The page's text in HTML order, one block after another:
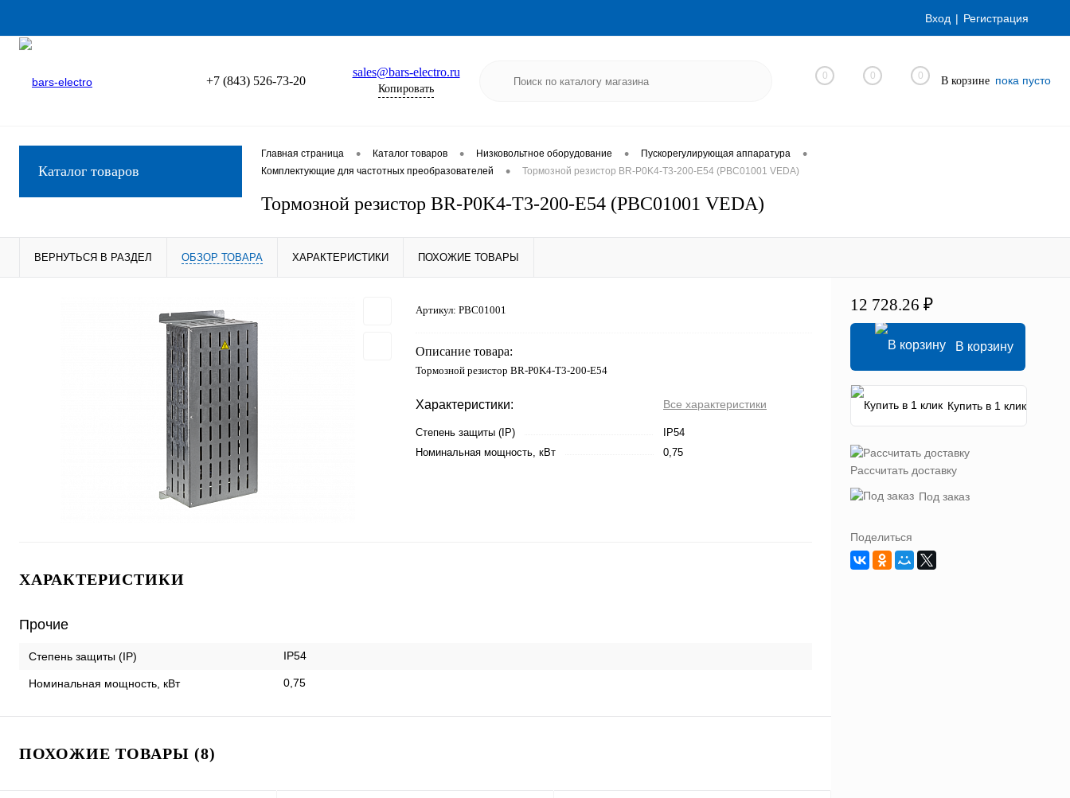
Вход Регистрация
+7 (843) 526-73-20
sales@bars-electro.ru
Копировать
0 0 0 В корзине пока пусто
Каталог товаров
Главная страница • Каталог товаров • Низковольтное оборудование • Пускорегулирующая аппаратура •
Комплектующие для частотных преобразователей • Тормозной резистор BR-P0K4-T3-200-E54 (PBC01001 VEDA)
Тормозной резистор BR-P0K4-T3-200-E54 (PBC01001 VEDA)
ВЕРНУТЬСЯ В РАЗДЕЛ ОБЗОР ТОВАРА ХАРАКТЕРИСТИКИ ПОХОЖИЕ ТОВАРЫ
Артикул: PBC01001
Описание товара:
Тормозной резистор BR-P0K4-T3-200-E54
Характеристики: Все характеристики
Степень защиты (IP)
IP54
Номинальная мощность, кВт
0,75
ХАРАКТЕРИСТИКИ
Прочие
Степень защиты (IP) IP54
Номинальная мощность, кВт 0,75
ПОХОЖИЕ ТОВАРЫ (8)
12 728.26 ₽
В корзину
Купить в 1 клик
Рассчитать доставку
Под заказ
Поделиться